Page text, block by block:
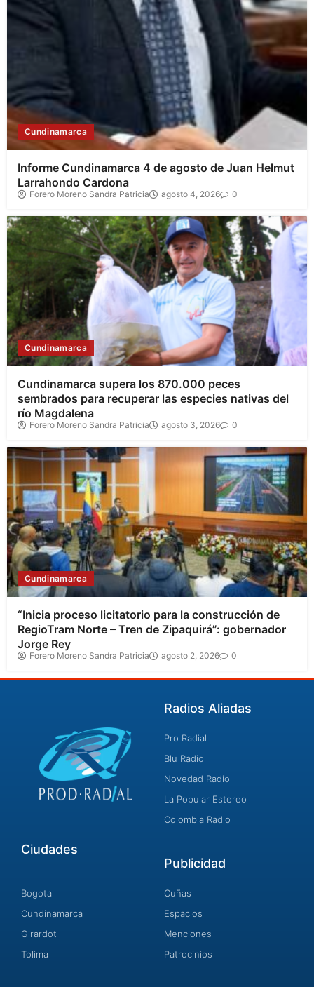
Cundinamarca
Informe Cundinamarca 4 de agosto de Juan Helmut
Larrahondo Cardona
Forero Moreno Sandra Patricia agosto 4, 2026 0
Cundinamarca
Cundinamarca supera los 870.000 peces
sembrados para recuperar las especies nativas del
río Magdalena
Forero Moreno Sandra Patricia agosto 3, 2026 0
Cundinamarca
“Inicia proceso licitatorio para la construcción de
RegioTram Norte – Tren de Zipaquirá”: gobernador
Jorge Rey
Forero Moreno Sandra Patricia agosto 2, 2026 0
Radios Aliadas
Pro Radial
Blu Radio
Novedad Radio
La Popular Estereo
Colombia Radio
Ciudades
Bogota
Cundinamarca
Girardot
Tolima
Publicidad
Cuñas
Espacios
Menciones
Patrocinios